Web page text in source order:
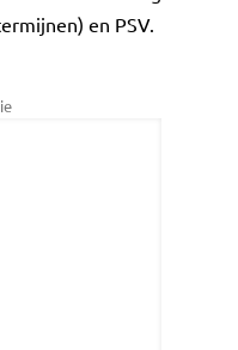
en PSV.